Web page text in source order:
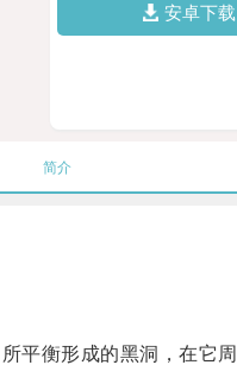
安卓下载
简介
衡形成的黑洞，在它周